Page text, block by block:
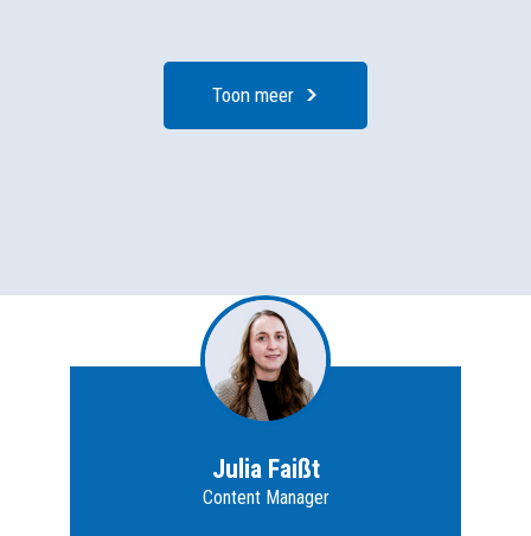
Toon meer
Julia Faißt
Content Manager